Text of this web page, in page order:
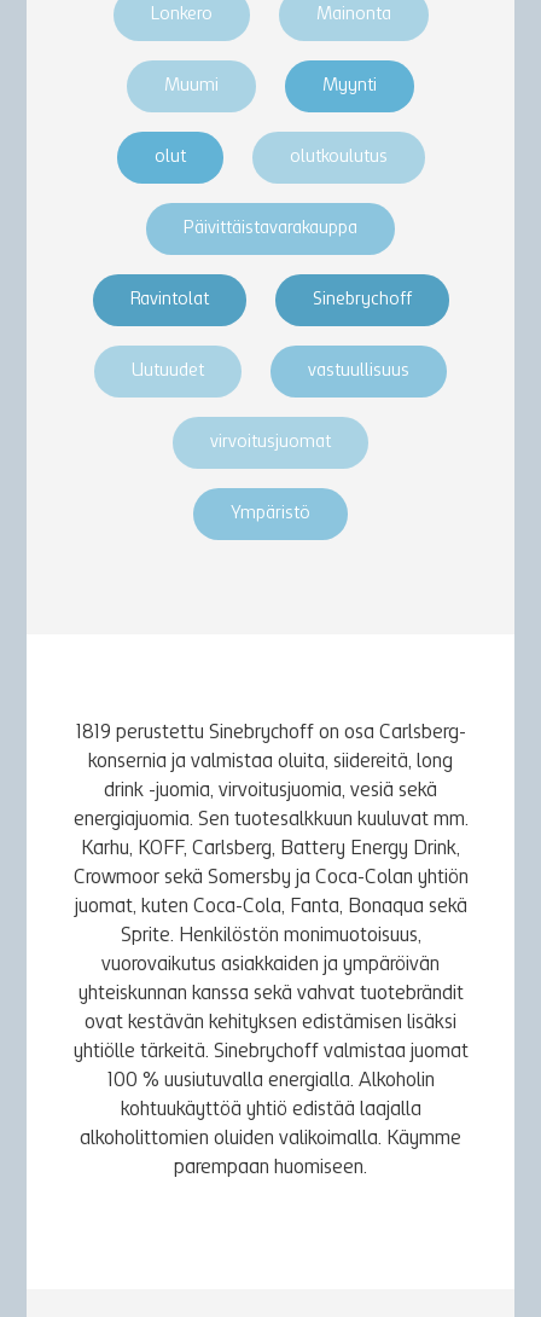
Lonkero Mainonta
Muumi Myynti
olut olutkoulutus
Päivittäistavarakauppa
Ravintolat Sinebrychoff
Uutuudet vastuullisuus
virvoitusjuomat
Ympäristö
1819 perustettu Sinebrychoff on osa Carlsberg-
konsernia ja valmistaa oluita, siidereitä, long
drink -juomia, virvoitusjuomia, vesiä sekä
energiajuomia. Sen tuotesalkkuun kuuluvat mm.
Karhu, KOFF, Carlsberg, Battery Energy Drink,
Crowmoor sekä Somersby ja Coca-Colan yhtiön
juomat, kuten Coca-Cola, Fanta, Bonaqua sekä
Sprite. Henkilöstön monimuotoisuus,
vuorovaikutus asiakkaiden ja ympäröivän
yhteiskunnan kanssa sekä vahvat tuotebrändit
ovat kestävän kehityksen edistämisen lisäksi
yhtiölle tärkeitä. Sinebrychoff valmistaa juomat
100 % uusiutuvalla energialla. Alkoholin
kohtuukäyttöä yhtiö edistää laajalla
alkoholittomien oluiden valikoimalla. Käymme
parempaan huomiseen.